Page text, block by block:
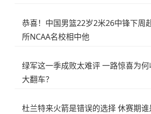
恭喜！中国男篮22岁2米26中锋下周
所NCAA名校相中他
绿军这一季成败太难评 一路惊喜为何
大翻车？
杜兰特来火箭是错误的选择 休赛期谁